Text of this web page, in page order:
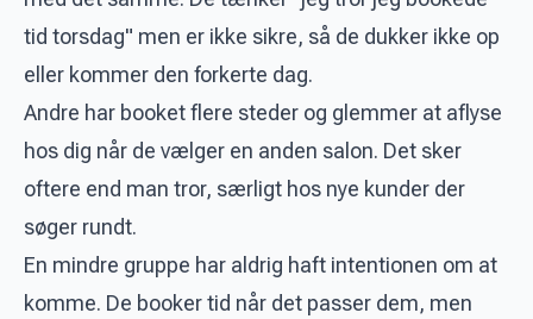
tid torsdag" men er ikke sikre, så de dukker ikke op
eller kommer den forkerte dag.
Andre har booket flere steder og glemmer at aflyse
hos dig når de vælger en anden salon. Det sker
oftere end man tror, særligt hos nye kunder der
søger rundt.
En mindre gruppe har aldrig haft intentionen om at
komme. De booker tid når det passer dem, men